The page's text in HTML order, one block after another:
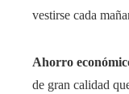
vestirse cada
Ahorro
de gran calidad